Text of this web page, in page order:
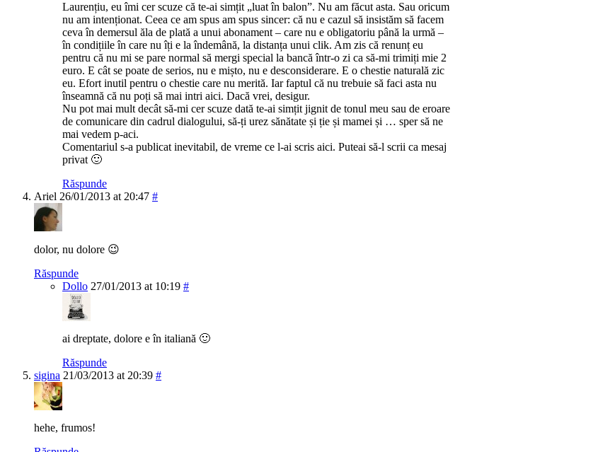
Laurențiu, eu îmi cer scuze că te-ai simțit „luat în balon”. Nu am făcut asta. Sau oricum
nu am intenționat. Ceea ce am spus am spus sincer: că nu e cazul să insistăm să facem
ceva în demersul ăla de plată a unui abonament – care nu e obligatoriu până la urmă –
în condițiile în care nu îți e la îndemână, la distanța unui clik. Am zis că renunț eu
pentru că nu mi se pare normal să mergi special la bancă într-o zi ca să-mi trimiți mie 2
euro. E cât se poate de serios, nu e mișto, nu e desconsiderare. E o chestie naturală zic
eu. Efort inutil pentru o chestie care nu merită. Iar faptul că nu trebuie să faci asta nu
înseamnă că nu poți să mai intri aici. Dacă vrei, desigur.
Nu pot mai mult decât să-mi cer scuze dată te-ai simțit jignit de tonul meu sau de eroare
de comunicare din cadrul dialogului, să-ți urez sănătate și ție și mamei și … sper să ne
mai vedem p-aci.
Comentariul s-a publicat inevitabil, de vreme ce l-ai scris aici. Puteai să-l scrii ca mesaj
privat 🙂
Răspunde
Ariel 26/01/2013 at 20:47 #
dolor, nu dolore 😉
Răspunde
Dollo 27/01/2013 at 10:19 #
ai dreptate, dolore e în italiană 🙂
Răspunde
sigina 21/03/2013 at 20:39 #
hehe, frumos!